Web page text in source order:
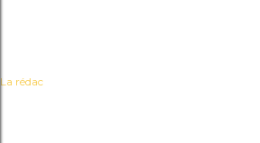
La rédac